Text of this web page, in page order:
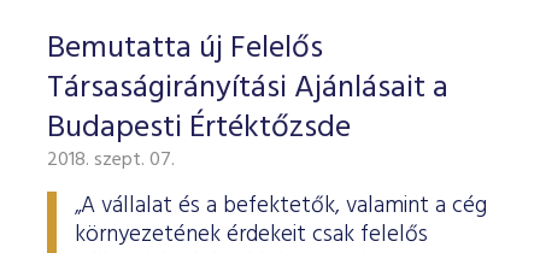
Bemutatta új Felelős
Társaságirányítási Ajánlásait a
Budapesti Értéktőzsde
2018. szept. 07.
„A vállalat és a befektetők, valamint a cég
környezetének érdekeit csak felelős